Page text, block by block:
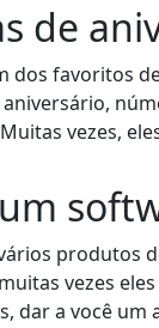
de
dos favoritos
vezes,
produtos
vezes
dar a você um